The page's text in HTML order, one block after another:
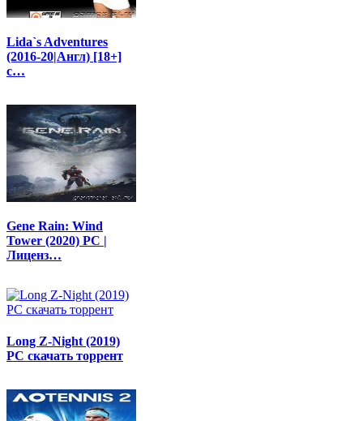
Lida`s Adventures
(2016-20|Англ) [18+]
с…
Gene Rain: Wind
Tower (2020) PC |
Лиценз…
Long Z-Night (2019)
PC скачать торрент